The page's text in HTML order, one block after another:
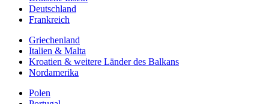
Deutschland
Frankreich
Griechenland
Italien & Malta
Kroatien & weitere Länder des Balkans
Nordamerika
Polen